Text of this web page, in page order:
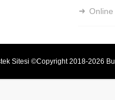
Online
Sitesi ©Copyright 2018-2026